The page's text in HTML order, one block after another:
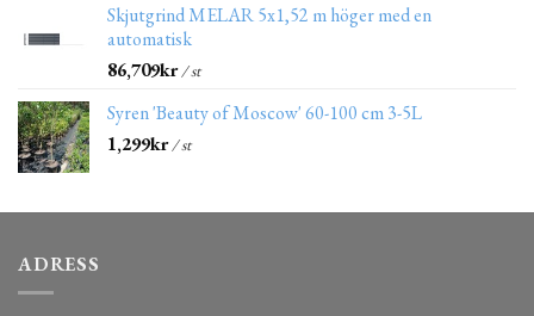
Skjutgrind MELAR 5x1,52 m höger med en
automatisk
86,709kr/ st
Syren 'Beauty of Moscow' 60-100 cm 3-5L
1,299kr/ st
ADRESS